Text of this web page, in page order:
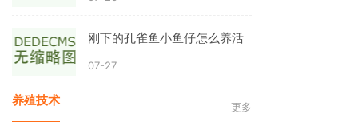
刚下的孔雀鱼小鱼仔怎么养活
07-27
养殖技术 更多